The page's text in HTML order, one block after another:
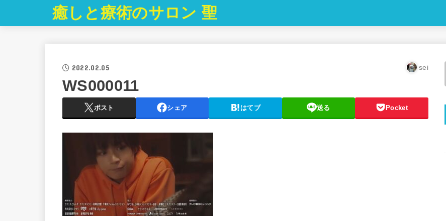
癒しと療術のサロン 聖
2022.02.05 sei
WS000011
ポスト シェア はてブ 送る Pocket